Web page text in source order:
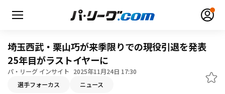
無料アカウント登録
埼玉西武・栗山巧が来季限りでの現役引退を発表
25年目がラストイヤーに
パ・リーグ インサイト 2025年11月24日 17:30
選手フォーカス ニュース